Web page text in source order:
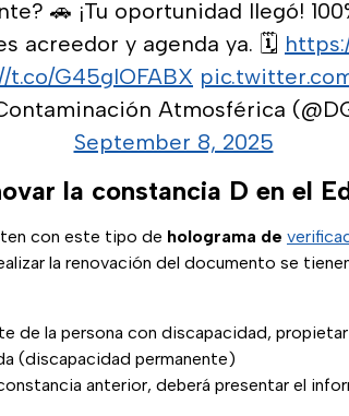
🚗 ¡Tu oportunidad llegó!
acreedor y agenda ya. 🗓️
t.co/G45glOFABX
Atmosférica
September 8, 2025
la constancia D en el
con este tipo de holograma de
la renovación del documento se
de la persona con discapacidad,
(discapacidad permanente)
anterior, deberá presentar el